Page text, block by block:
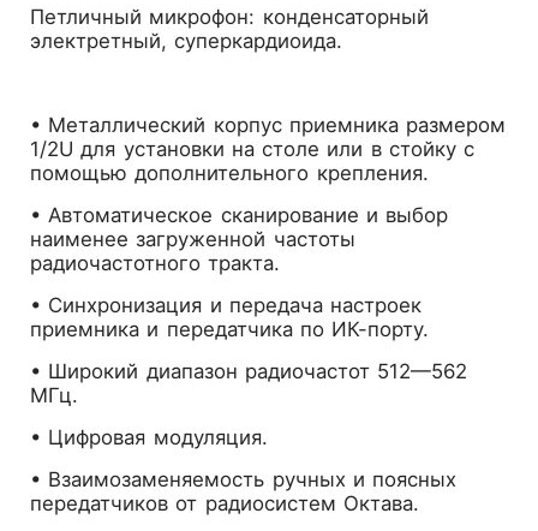
Петличный микрофон: конденсаторный
электретный, суперкардиоида.
• Металлический корпус приемника размером
1/2U для установки на столе или в стойку с
помощью дополнительного крепления.
• Автоматическое сканирование и выбор
наименее загруженной частоты
радиочастотного тракта.
• Синхронизация и передача настроек
приемника и передатчика по ИК-порту.
• Широкий диапазон радиочастот 512—562
МГц.
• Цифровая модуляция.
• Взаимозаменяемость ручных и поясных
передатчиков от радиосистем Октава.